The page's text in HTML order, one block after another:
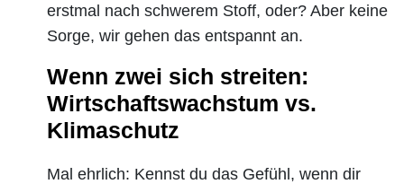
erstmal nach schwerem Stoff, oder? Aber keine
Sorge, wir gehen das entspannt an.
Wenn zwei sich streiten:
Wirtschaftswachstum vs.
Klimaschutz
Mal ehrlich: Kennst du das Gefühl, wenn dir